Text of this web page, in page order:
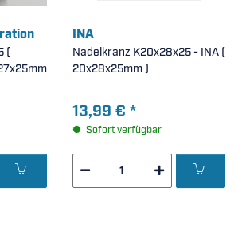
(
INA
Nadelkranz K20x28x25 - INA (
20x28x25mm )
13,99 € *
Sofort verfügbar